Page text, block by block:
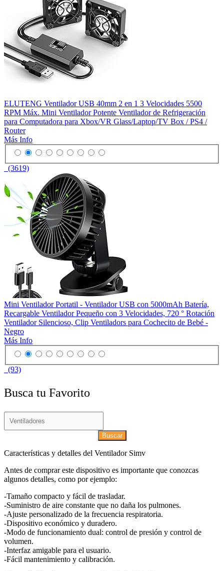
ELUTENG Ventilador USB 40mm 2 en 1 3 Velocidades 5500
RPM Máx. Mini Ventilador Potente Ventilador de Refrigeración
para Computadora para Xbox/VR Glass/Laptop/TV Box / PS4 /
Router
Más Info
(3619)
Mini Ventilador Portatil - Ventilador USB con 5000mAh Batería,
Recargable Ventilador Pequeño con 3 Velocidades, 720 ° Rotación
Ventilador Silencioso, Clip Ventiladors para Cochecito de Bebé -
Negro
Más Info
(93)
Busca tu Favorito
Buscar
Características y detalles del Ventilador Simv
Antes de comprar este dispositivo es importante que conozcas
algunos detalles, como por ejemplo:
-Tamaño compacto y fácil de trasladar.
-Suministro de aire constante que no daña los pulmones.
-Ajuste personalizado de la frecuencia respiratoria.
-Dispositivo económico y duradero.
-Modo de funcionamiento dual: control de presión y control de
volumen.
-Interfaz amigable para el usuario.
-Fácil mantenimiento y calibración.